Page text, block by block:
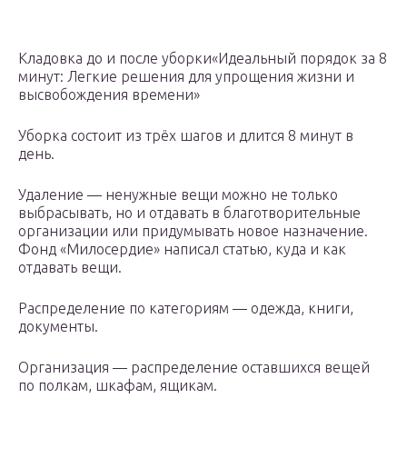
Кладовка до и после уборки«Идеальный порядок за 8
минут: Легкие решения для упрощения жизни и
высвобождения времени»
Уборка состоит из трёх шагов и длится 8 минут в
день.
Удаление — ненужные вещи можно не только
выбрасывать, но и отдавать в благотворительные
организации или придумывать новое назначение.
Фонд «Милосердие» написал статью, куда и как
отдавать вещи.
Распределение по категориям — одежда, книги,
документы.
Организация — распределение оставшихся вещей
по полкам, шкафам, ящикам.